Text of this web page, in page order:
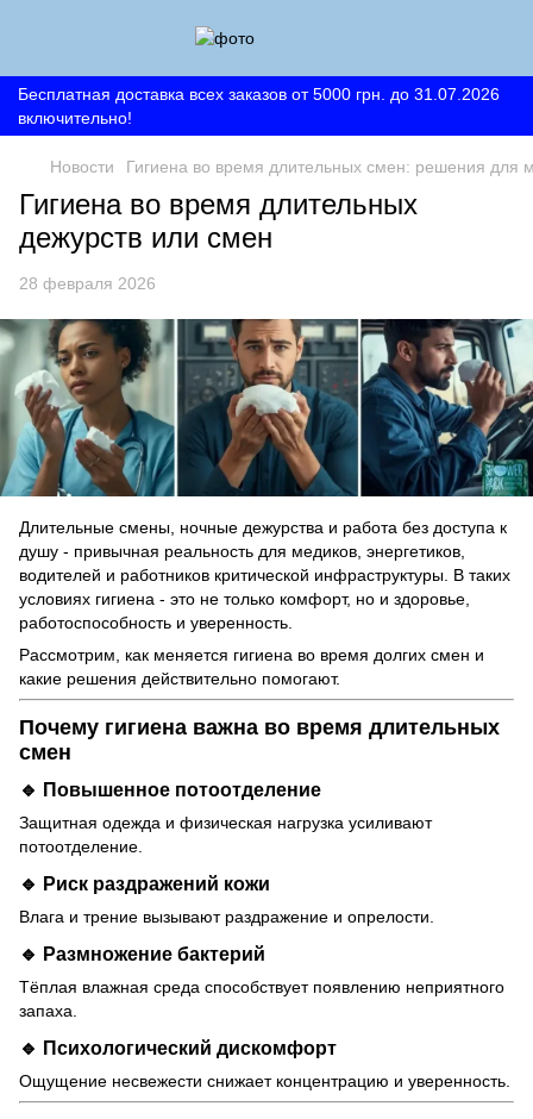
Бесплатная доставка всех заказов от 5000 грн. до 31.07.2026
включительно!
Новости Гигиена во время длительных смен: решения для
Гигиена во время длительных
дежурств или смен
28 февраля 2026
Длительные смены, ночные дежурства и работа без доступа к
душу - привычная реальность для медиков, энергетиков,
водителей и работников критической инфраструктуры. В таких
условиях гигиена - это не только комфорт, но и здоровье,
работоспособность и уверенность.
Рассмотрим, как меняется гигиена во время долгих смен и
какие решения действительно помогают.
Почему гигиена важна во время длительных
смен
🔹 Повышенное потоотделение
Защитная одежда и физическая нагрузка усиливают
потоотделение.
🔹 Риск раздражений кожи
Влага и трение вызывают раздражение и опрелости.
🔹 Размножение бактерий
Тёплая влажная среда способствует появлению неприятного
запаха.
🔹 Психологический дискомфорт
Ощущение несвежести снижает концентрацию и уверенность.